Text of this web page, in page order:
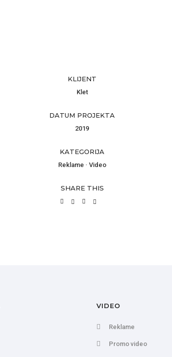
KLIJENT
Klet
DATUM PROJEKTA
2019
KATEGORIJA
Reklame · Video
SHARE THIS
VIDEO
Reklame
Promo video